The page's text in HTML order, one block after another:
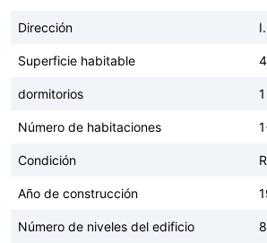
Dirección
Superficie habitable
dormitorios 1
Número de habitaciones
Condición
Año de construcción
Número de niveles del edificio 8